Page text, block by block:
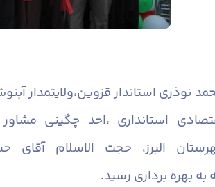
محمد نوذری استاندار
استانداری ،احد چگینی مشاور
البرز، حجت الاسلام
بهره برداری رسید.